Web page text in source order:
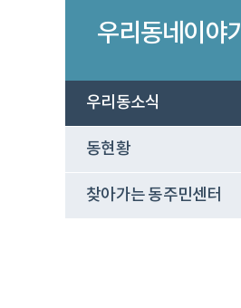
우리동네이야기
우리동소식
동현황
찾아가는 동주민센터